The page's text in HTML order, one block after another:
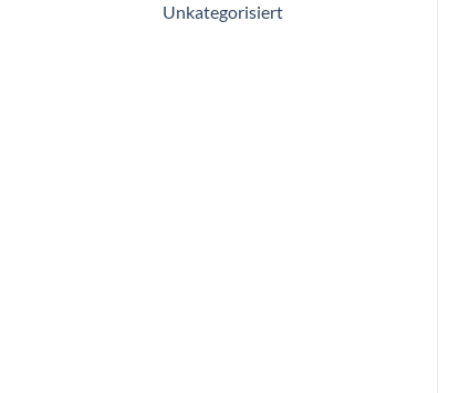
Unkategorisiert